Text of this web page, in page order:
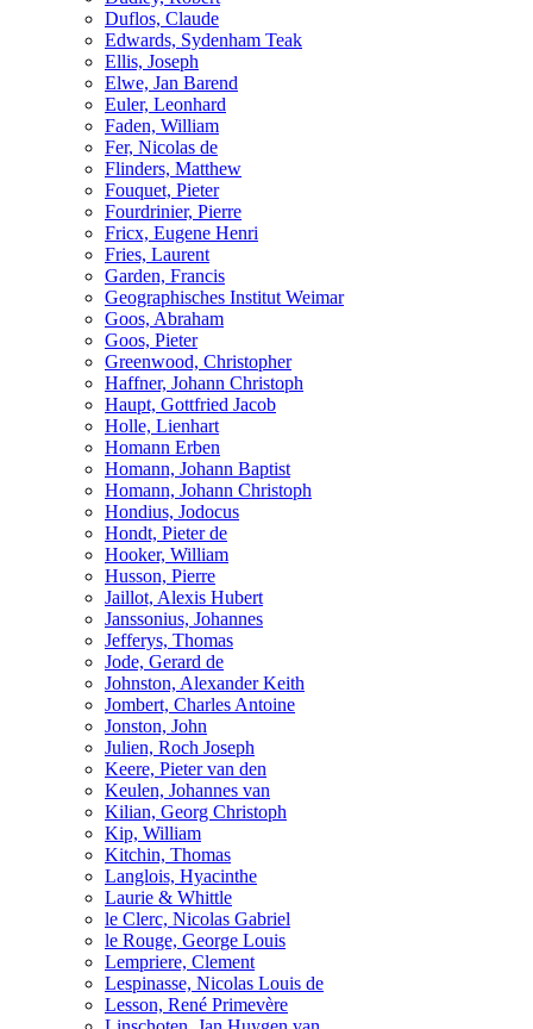
Duflos, Claude
Edwards, Sydenham Teak
Ellis, Joseph
Elwe, Jan Barend
Euler, Leonhard
Faden, William
Fer, Nicolas de
Flinders, Matthew
Fouquet, Pieter
Fourdrinier, Pierre
Fricx, Eugene Henri
Fries, Laurent
Garden, Francis
Geographisches Institut Weimar
Goos, Abraham
Goos, Pieter
Greenwood, Christopher
Haffner, Johann Christoph
Haupt, Gottfried Jacob
Holle, Lienhart
Homann Erben
Homann, Johann Baptist
Homann, Johann Christoph
Hondius, Jodocus
Hondt, Pieter de
Hooker, William
Husson, Pierre
Jaillot, Alexis Hubert
Janssonius, Johannes
Jefferys, Thomas
Jode, Gerard de
Johnston, Alexander Keith
Jombert, Charles Antoine
Jonston, John
Julien, Roch Joseph
Keere, Pieter van den
Keulen, Johannes van
Kilian, Georg Christoph
Kip, William
Kitchin, Thomas
Langlois, Hyacinthe
Laurie & Whittle
le Clerc, Nicolas Gabriel
le Rouge, George Louis
Lempriere, Clement
Lespinasse, Nicolas Louis de
Lesson, René Primevère